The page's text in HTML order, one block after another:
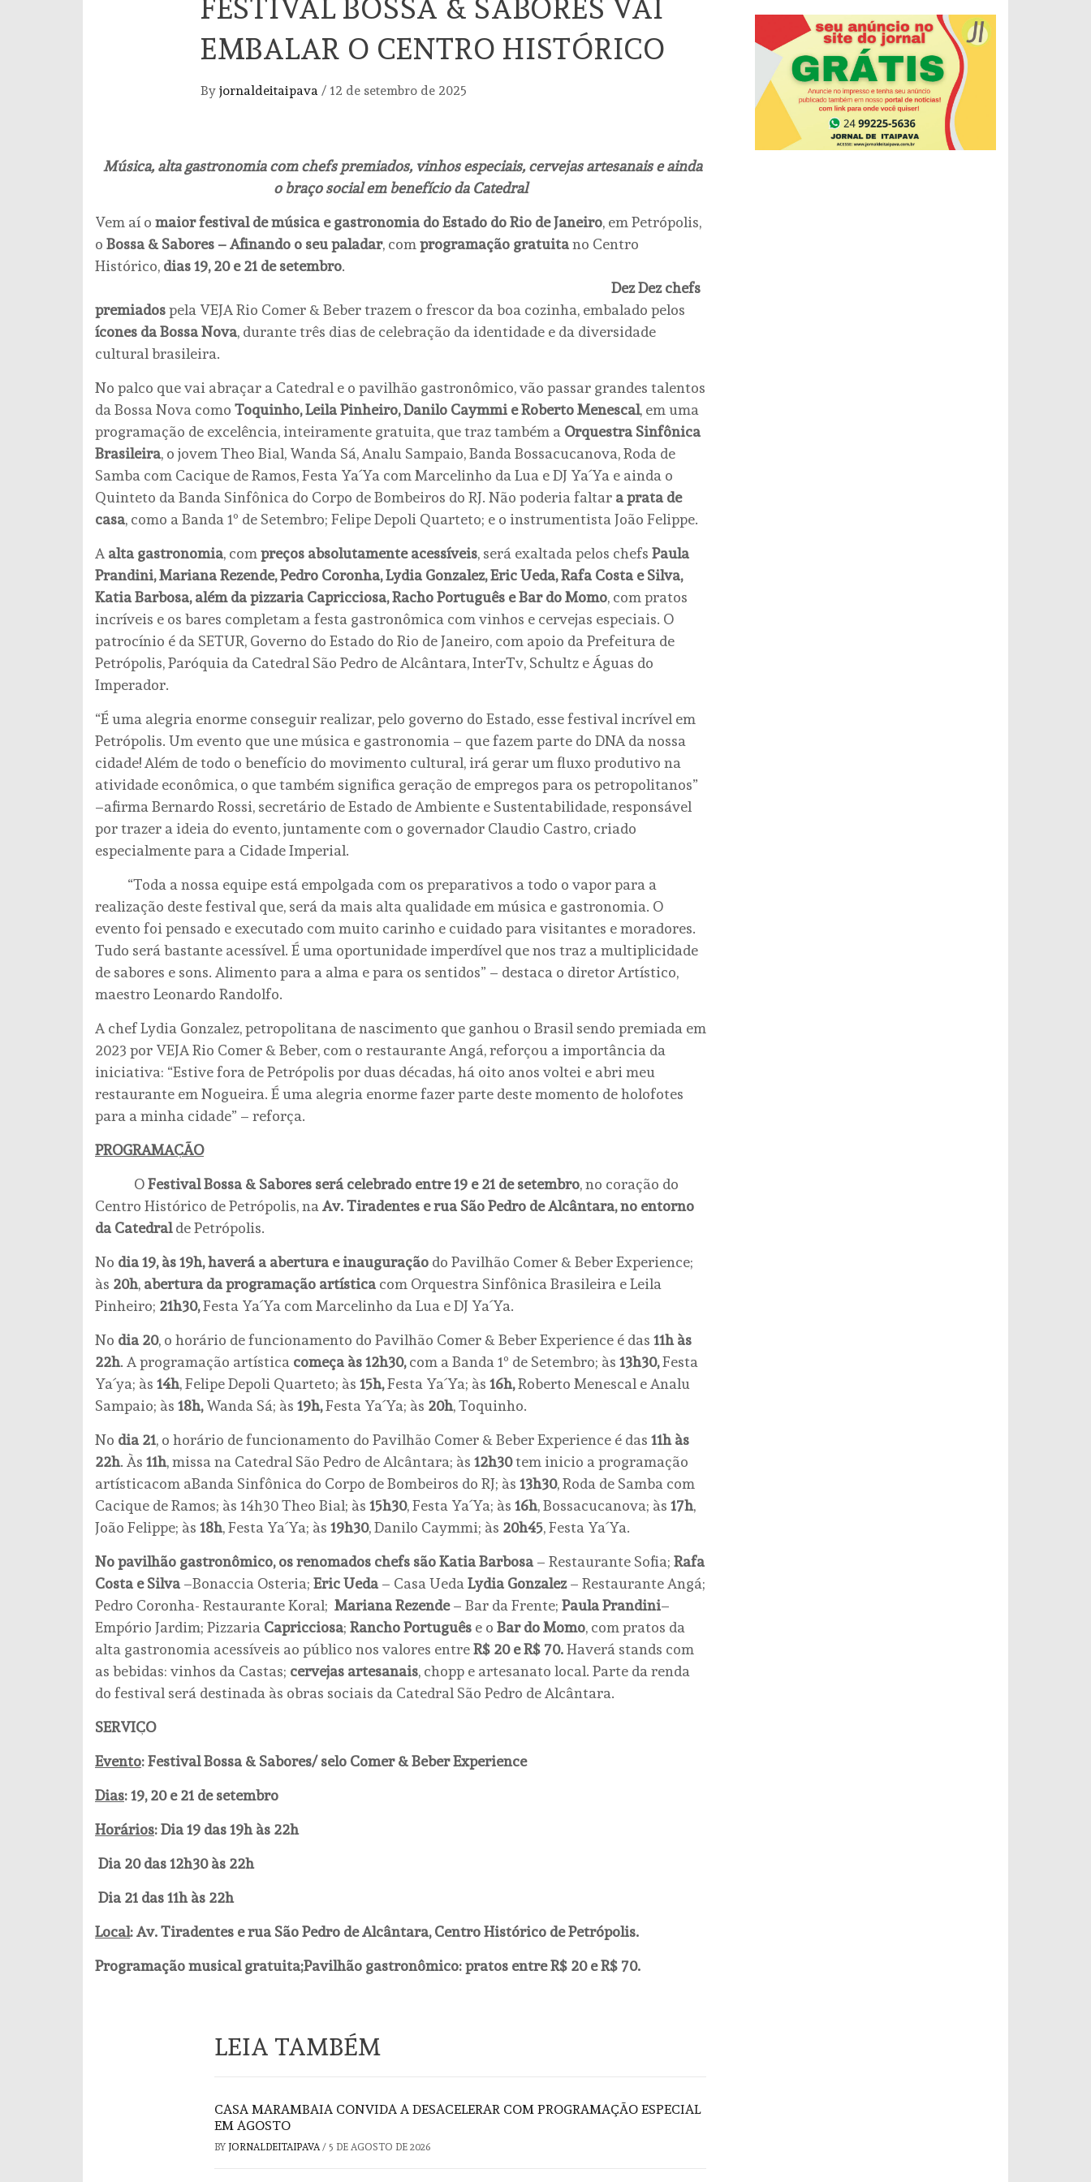
FESTIVAL BOSSA & SABORES VAI
EMBALAR O CENTRO HISTÓRICO
By jornaldeitaipava / 12 de setembro de 2025
Música, alta gastronomia com chefs premiados, vinhos especiais, cervejas artesanais e ainda
o braço social em benefício da Catedral
Vem aí o maior festival de música e gastronomia do Estado do Rio de Janeiro, em Petrópolis,
o Bossa & Sabores – Afinando o seu paladar, comprogramação gratuitano Centro
Histórico, dias 19, 20 e 21 de setembro.
Dez Dez chefs
premiadospela VEJA Rio Comer & Beber trazem o frescor da boa cozinha, embalado pelos
ícones da Bossa Nova, durante três dias de celebração da identidade e da diversidade
cultural brasileira.
No palco que vai abraçar a Catedral e o pavilhão gastronômico, vão passar grandes talentos
da Bossa Nova como Toquinho, Leila Pinheiro, Danilo Caymmi e Roberto Menescal, em uma
programação de excelência, inteiramente gratuita, que traz também a Orquestra Sinfônica
Brasileira, o jovem Theo Bial, Wanda Sá, Analu Sampaio, Banda Bossacucanova, Roda de
Samba com Cacique de Ramos, Festa Ya´Ya com Marcelinho da Lua e DJ Ya´Ya e ainda o
Quinteto da Banda Sinfônica do Corpo de Bombeiros do RJ. Não poderia faltar a prata de
casa, como a Banda 1º de Setembro; Felipe Depoli Quarteto; e o instrumentista João Felippe.
A alta gastronomia, compreços absolutamente acessíveis, será exaltada pelos chefs Paula
Prandini, Mariana Rezende, Pedro Coronha, Lydia Gonzalez, Eric Ueda, Rafa Costa e Silva,
Katia Barbosa, além da pizzaria Capricciosa, Racho Português e Bar do Momo, com pratos
incríveis e os bares completam a festa gastronômica com vinhos e cervejas especiais. O
patrocínio é da SETUR, Governo do Estado do Rio de Janeiro, com apoio da Prefeitura de
Petrópolis, Paróquia da Catedral São Pedro de Alcântara, InterTv, Schultz e Águas do
Imperador.
“É uma alegria enorme conseguir realizar, pelo governo do Estado, esse festival incrível em
Petrópolis. Um evento que une música e gastronomia – que fazem parte do DNA da nossa
cidade! Além de todo o benefício do movimento cultural, irá gerar um fluxo produtivo na
atividade econômica, o que também significa geração de empregos para os petropolitanos”
–afirma Bernardo Rossi, secretário de Estado de Ambiente e Sustentabilidade, responsável
por trazer a ideia do evento, juntamente com o governador Claudio Castro, criado
especialmente para a Cidade Imperial.
“Toda a nossa equipe está empolgada com os preparativos a todo o vapor para a
realização deste festival que, será da mais alta qualidade em música e gastronomia. O
evento foi pensado e executado com muito carinho e cuidado para visitantes e moradores.
Tudo será bastante acessível. É uma oportunidade imperdível que nos traz a multiplicidade
de sabores e sons. Alimento para a alma e para os sentidos” – destaca o diretor Artístico,
maestro Leonardo Randolfo.
A chef Lydia Gonzalez, petropolitana de nascimento que ganhou o Brasil sendo premiada em
2023 por VEJA Rio Comer & Beber, com o restaurante Angá, reforçou a importância da
iniciativa: “Estive fora de Petrópolis por duas décadas, há oito anos voltei e abri meu
restaurante em Nogueira. É uma alegria enorme fazer parte deste momento de holofotes
para a minha cidade” – reforça.
PROGRAMAÇÃO
OFestival Bossa & Sabores será celebrado entre 19 e 21 de setembro, no coração do
Centro Histórico de Petrópolis, naAv. Tiradentes e rua São Pedro de Alcântara, no entorno
da Catedralde Petrópolis.
No dia 19, às 19h, haverá a abertura e inauguração do Pavilhão Comer & Beber Experience;
às 20h, abertura da programação artística com Orquestra Sinfônica Brasileira e Leila
Pinheiro; 21h30,Festa Ya´Ya com Marcelinho da Lua e DJ Ya´Ya.
No dia 20, o horário de funcionamento do Pavilhão Comer & Beber Experience é das 11h às
22h. A programação artística começa às 12h30,com a Banda 1º de Setembro; às 13h30,Festa
Ya´ya; às 14h, Felipe Depoli Quarteto; às 15h,Festa Ya´Ya; às 16h,Roberto Menescal e Analu
Sampaio; às 18h,Wanda Sá; às 19h,Festa Ya´Ya; às 20h, Toquinho.
No dia 21, o horário de funcionamento do Pavilhão Comer & Beber Experience é das 11h às
22h. Às 11h, missa na Catedral São Pedro de Alcântara; às 12h30tem inicio a programação
artísticacom aBanda Sinfônica do Corpo de Bombeiros do RJ; às 13h30, Roda de Samba com
Cacique de Ramos; às 14h30 Theo Bial; às 15h30, Festa Ya´Ya; às 16h, Bossacucanova; às 17h,
João Felippe; às 18h, Festa Ya´Ya; às 19h30, Danilo Caymmi; às 20h45, Festa Ya´Ya.
No pavilhão gastronômico, os renomados chefs são KatiaBarbosa – Restaurante Sofia; Rafa
Costa e Silva –Bonaccia Osteria; Eric Ueda – Casa UedaLydia Gonzalez– Restaurante Angá;
Pedro Coronha- Restaurante Koral; Mariana Rezende– Bar da Frente; Paula Prandini–
Empório Jardim; Pizzaria Capricciosa; Rancho Português e o Bar do Momo, com pratos da
alta gastronomia acessíveis ao público nos valores entreR$ 20 e R$ 70.Haverá stands com
as bebidas: vinhos da Castas; cervejas artesanais, chopp e artesanato local. Parte da renda
do festival será destinada às obras sociais da Catedral São Pedro de Alcântara.
SERVIÇO
Evento: Festival Bossa & Sabores/ selo Comer & Beber Experience
Dias: 19, 20 e 21 de setembro
Horários: Dia 19 das 19h às 22h
Dia 20 das 12h30 às 22h
Dia 21 das 11h às 22h
Local: Av. Tiradentes e rua São Pedro de Alcântara, Centro Histórico de Petrópolis.
Programação musical gratuita;Pavilhão gastronômico: pratos entre R$ 20 e R$ 70.
LEIA TAMBÉM
CASA MARAMBAIA CONVIDA A DESACELERAR COM PROGRAMAÇÃO ESPECIAL
EM AGOSTO
BY JORNALDEITAIPAVA/ 5 DE AGOSTO DE 2026